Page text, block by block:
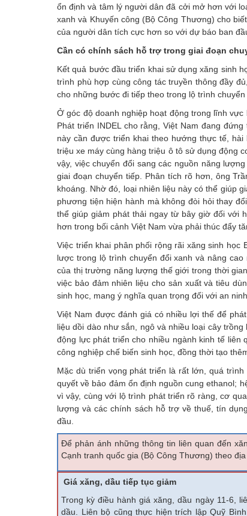
ổn định và tâm lý người dân đã cởi mở hơn với
xanh và Khuyến công (Bộ Công Thương) cho
của người dân tích cực hơn so với dự báo ban
Cần có chính sách hỗ trợ trong giai đoạn
Kết quả bước đầu triển khai sử dụng xăng sinh
trình phù hợp cùng công tác truyền thông đầy
cho những bước đi tiếp theo trong lộ trình
Ở góc độ doanh nghiệp hoạt động trong lĩnh
Phát triển INDEL cho rằng, Việt Nam đang
này cần được triển khai theo hướng thực tế,
triệu xe máy cùng hàng triệu ô tô sử dụng động
vậy, việc chuyển đổi sang các nguồn năng
giai đoạn chuyển tiếp. Phân tích rõ hơn, ông
khoáng. Nhờ đó, loại nhiên liệu này có thể giúp
phương tiện hiện hành mà không đòi hỏi thay
thể giúp giảm phát thải ngay từ bây giờ đối với
hơn trong bối cảnh Việt Nam vừa phải thúc đẩy
Việc triển khai phân phối rộng rãi xăng sinh
lược trong lộ trình chuyển đổi xanh và nâng
của thị trường năng lượng thế giới trong thời
việc bảo đảm nhiên liệu cho sản xuất và tiêu
sinh học, mang ý nghĩa quan trọng đối với an
Việt Nam được đánh giá có nhiều lợi thế để
liệu dồi dào như sắn, ngô và nhiều loại cây
động lực phát triển cho nhiều ngành kinh tế liên
công nghiệp chế biến sinh học, đồng thời tạo
Mặc dù triển vọng phát triển là rất lớn, quá
quyết về bảo đảm ổn định nguồn cung ethanol;
vì vậy, cùng với lộ trình phát triển rõ ràng, cơ
lượng và các chính sách hỗ trợ về thuế, tín
đầu.
Để phản ánh những thông tin liên quan đến
Cạnh tranh quốc gia (Bộ Công Thương) theo
Giá xăng, dầu tiếp tục giảm
Trong kỳ điều hành giá xăng, dầu ngày 11-6,
dầu. Liên bộ cũng thực hiện trích lập Quỹ